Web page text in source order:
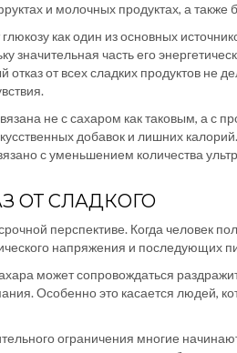
и молочных продуктах, а
как один из основных
значительная часть его
от всех сладких продуктов не
не с сахаром как таковым, а с
добавок и лишних
с уменьшением количества
ОТ СЛАДКОГО
перспективе. Когда человек
напряжения и последующих
может сопровождаться
Особенно это касается людей,
ограничения многие